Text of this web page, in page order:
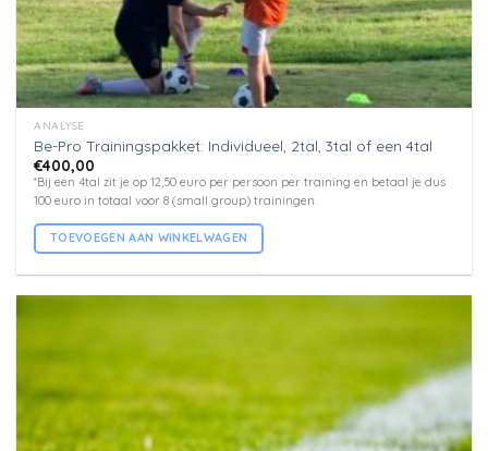
ANALYSE
Be-Pro Trainingspakket: Individueel, 2tal, 3tal of een 4tal
€400,00
*Bij een 4tal zit je op 12,50 euro per persoon per training en betaal je dus
100 euro in totaal voor 8 (small group) trainingen.
TOEVOEGEN AAN WINKELWAGEN